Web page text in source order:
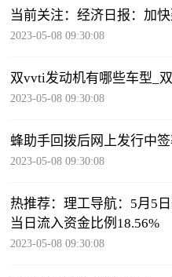
当前关注：经济日报：加
2023-05-08 09:30:08
双vvti发动机有哪些车型_
2023-05-08 09:30:08
蜂助手回拨后网上发行中
2023-05-08 09:30:08
热推荐：理工导航：5月5
当日流入资金比例18.56%
2023-05-08 09:30:08